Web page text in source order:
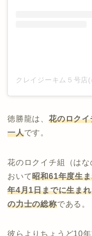
徳勝龍は、 花のロク
一人です。
花のロクイチ組（は
おいて昭和61年度生
年4月1日までに生ま
の力士の総称である。
彼らよりちょうど10